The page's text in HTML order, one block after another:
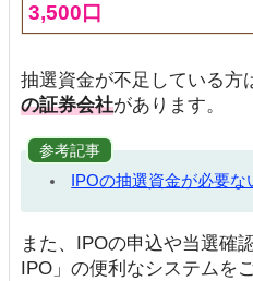
3,500口
抽選資金が不足している方
の証券会社があります。
参考記事
IPOの抽選資金が必要な
また、IPOの申込や当選確
IPO」の便利なシステムを